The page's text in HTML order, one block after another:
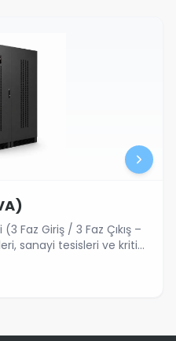
(3 Faz Giriş / 3 Faz Çıkış –
sanayi tesisleri ve kritik